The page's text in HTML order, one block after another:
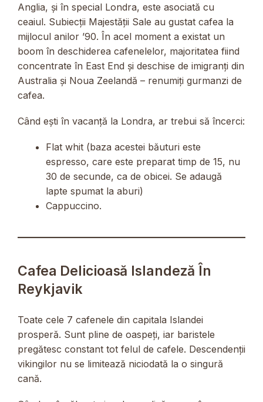
Anglia, și în special Londra, este asociată cu
ceaiul. Subiecții Majestății Sale au gustat cafea la
mijlocul anilor ’90. În acel moment a existat un
boom în deschiderea cafenelelor, majoritatea fiind
concentrate în East End și deschise de imigranți din
Australia și Noua Zeelandă – renumiți gurmanzi de
cafea.
Când ești în vacanță la Londra, ar trebui să încerci:
Flat whit (baza acestei băuturi este
espresso, care este preparat timp de 15, nu
30 de secunde, ca de obicei. Se adaugă
lapte spumat la aburi)
Cappuccino.
Cafea Delicioasă Islandeză În
Reykjavik
Toate cele 7 cafenele din capitala Islandei
prosperă. Sunt pline de oaspeți, iar baristele
pregătesc constant tot felul de cafele. Descendenții
vikingilor nu se limitează niciodată la o singură
cană.